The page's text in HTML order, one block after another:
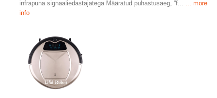
infrapuna signaaliedastajatega Määratud puhastusaeg, “f...
... more
info